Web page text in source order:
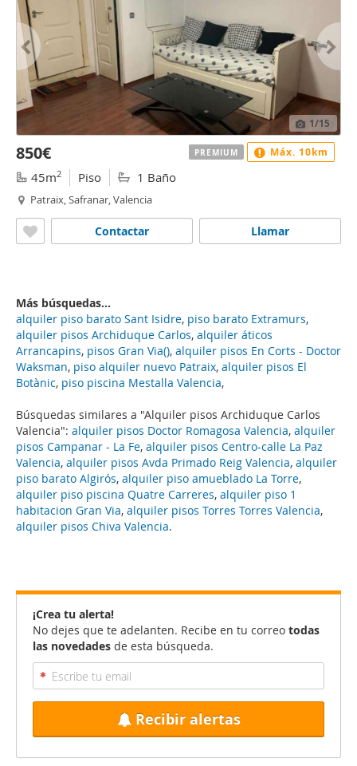
Búsquedas similares a "Alquiler pisos Archiduque Carlos
Valencia": alquiler pisos Doctor Romagosa Valencia, alquiler
pisos Campanar - La Fe, alquiler pisos Centro-calle La Paz
Valencia, alquiler pisos Avda Primado Reig Valencia, alquiler
piso barato Algirós, alquiler piso amueblado La Torre,
alquiler piso piscina Quatre Carreres, alquiler piso 1
habitacion Gran Via, alquiler pisos Torres Torres Valencia,
alquiler pisos Chiva Valencia.
1/15
850€
45m2 Piso 1 Baño
Patraix, Safranar, Valencia
Llamar
Contactar
PREMIUM Máx. 10km
Más búsquedas...
alquiler piso barato Sant Isidre, piso barato Extramurs,
alquiler pisos Archiduque Carlos, alquiler áticos
Arrancapins, pisos Gran Via(), alquiler pisos En Corts - Doctor
Waksman, piso alquiler nuevo Patraix, alquiler pisos El
Botànic, piso piscina Mestalla Valencia,
¡Crea tu alerta!
No dejes que te adelanten. Recibe en tu correo todas
las novedades de esta búsqueda.
Recibir alertas